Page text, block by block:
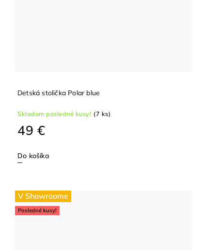
Detská stolička Polar blue
Skladom posledné kusy! (7 ks)
49 €
Do košíka
V Showroome
Posledné kusy!